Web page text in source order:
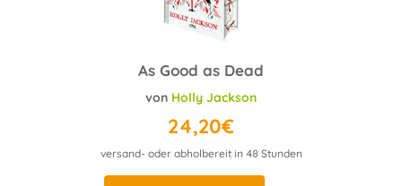
As Good as Dead
von Holly Jackson
24,20€
versand- oder abholbereit in 48 Stunden